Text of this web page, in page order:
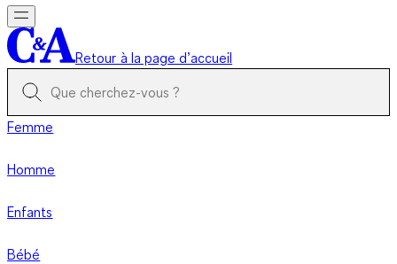
Retour à la page d’accueil
Femme
Homme
Enfants
Bébé